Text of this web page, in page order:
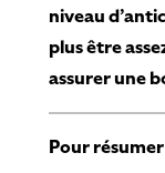
niveau
plus être
assurer une
Pour